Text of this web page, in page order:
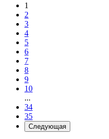
1
2
3
4
5
6
7
8
9
10
...
34
35
Следующая